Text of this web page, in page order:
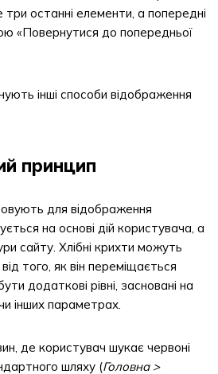
останні елементи, а попередні
«Повернутися до попередньої
інші способи відображення
принцип
для відображення
на основі дій користувача, а
сайту. Хлібні крихти можуть
того, як він переміщається
додаткові рівні, засновані на
інших параметрах.
де користувач шукає червоні
шляху (Головна >